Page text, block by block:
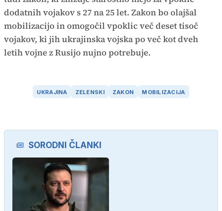
dodatnih vojakov s 27 na 25 let. Zakon bo olajšal
mobilizacijo in omogočil vpoklic več deset tisoč
vojakov, ki jih ukrajinska vojska po več kot dveh
letih vojne z Rusijo nujno potrebuje.
UKRAJINA ZELENSKI ZAKON MOBILIZACIJA
SORODNI ČLANKI